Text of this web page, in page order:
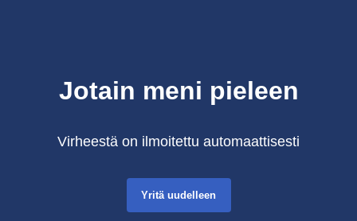
Jotain meni pieleen
Virheestä on ilmoitettu automaattisesti
Yritä uudelleen